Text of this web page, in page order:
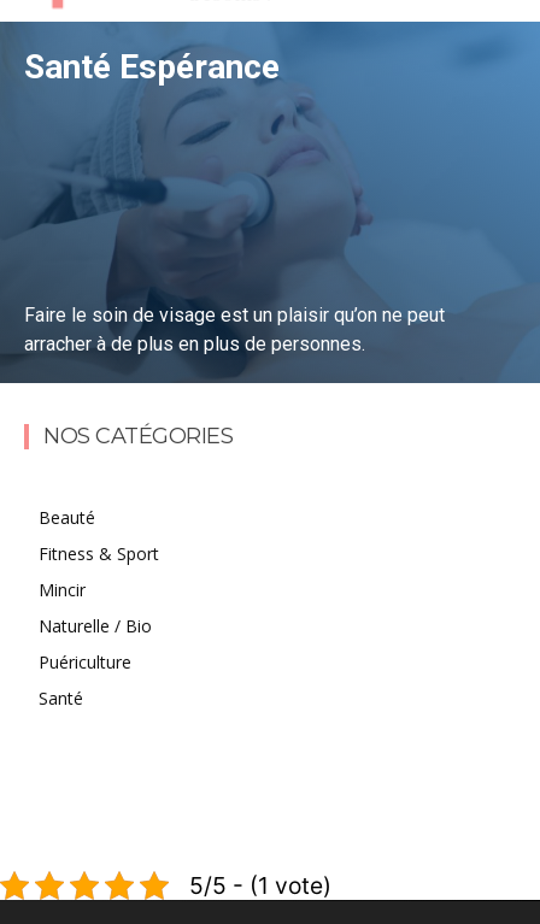
Santé Espérance
Faire le soin de visage est un plaisir qu’on ne peut
arracher à de plus en plus de personnes.
Lire la suite
NOS CATÉGORIES
Beauté
Fitness & Sport
Mincir
Naturelle / Bio
Puériculture
Santé
5/5 - (1 vote)